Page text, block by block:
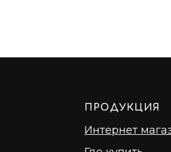
ПРОДУКЦИЯ
Интернет